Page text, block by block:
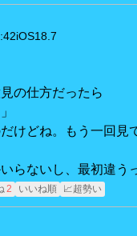
iOS18.7
の仕方だったら
けどね。もう一回見
らないし、最初違う
2 いいね順 📈超勢い